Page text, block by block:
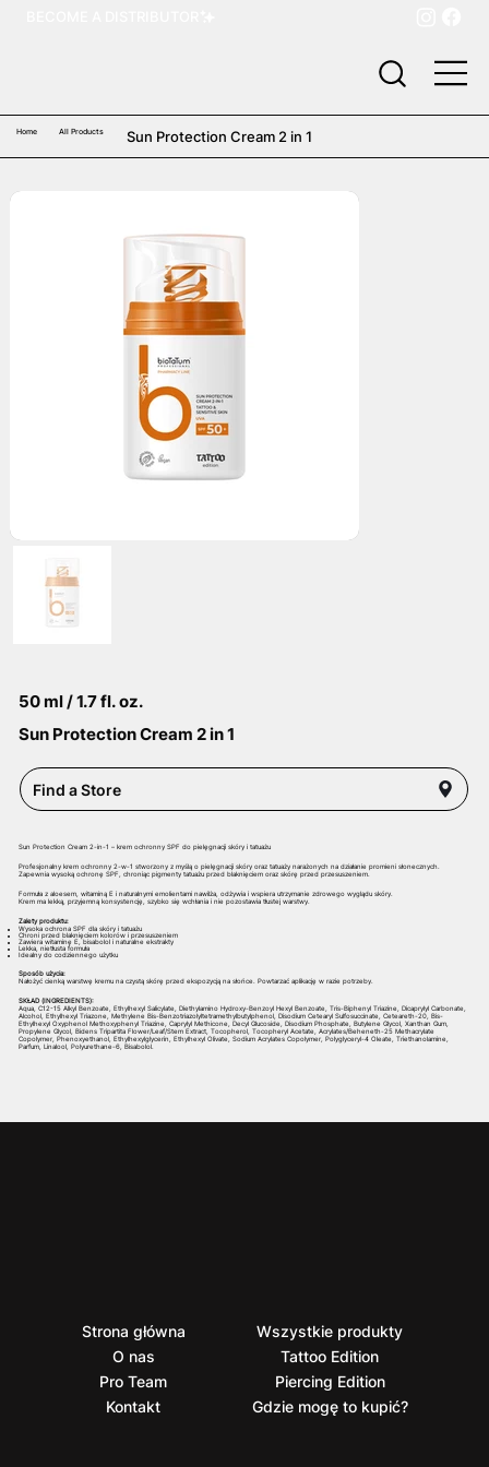
50 ml / 1.7 fl. oz.
Sun Protection Cream 2 in 1
Find a Store
Sun Protection Cream 2-in-1 – krem ochronny SPF do pielęgnacji skóry i tatuażu
Profesjonalny krem ochronny 2-w-1 stworzony z myślą o pielęgnacji skóry oraz tatuaży narażonych na działanie promieni słonecznych.
Zapewnia wysoką ochronę SPF, chroniąc pigmenty tatuażu przed blaknięciem oraz skórę przed przesuszeniem.
Formuła z aloesem, witaminą E i naturalnymi emolientami nawilża, odżywia i wspiera utrzymanie zdrowego wyglądu skóry.
Krem ma lekką, przyjemną konsystencję, szybko się wchłania i nie pozostawia tłustej warstwy.
Zalety produktu:
Wysoka ochrona SPF dla skóry i tatuażu
Chroni przed blaknięciem kolorów i przesuszeniem
Zawiera witaminę E, bisabolol i naturalne ekstrakty
Lekka, nietłusta formuła
Idealny do codziennego użytku
Sposób użycia:
Nałożyć cienką warstwę kremu na czystą skórę przed ekspozycją na słońce. Powtarzać aplikację w razie potrzeby.
SKŁAD (INGREDIENTS):
Aqua, C12-15 Alkyl Benzoate, Ethylhexyl Salicylate, Diethylamino Hydroxy-Benzoyl Hexyl Benzoate, Tris-Biphenyl Triazine, Dicaprylyl Carbonate,
Alcohol, Ethylhexyl Triazone, Methylene Bis-Benzotriazolyltetramethylbutylphenol, Disodium Cetearyl Sulfosuccinate, Ceteareth-20, Bis-
Ethylhexyl Oxyphenol Methoxyphenyl Triazine, Caprylyl Methicone, Decyl Glucoside, Disodium Phosphate, Butylene Glycol, Xanthan Gum,
Propylene Glycol, Bidens Tripartita Flower/Leaf/Stem Extract, Tocopherol, Tocopheryl Acetate, Acrylates/Beheneth-25 Methacrylate
Copolymer, Phenoxyethanol, Ethylhexylglycerin, Ethylhexyl Olivate, Sodium Acrylates Copolymer, Polyglyceryl-4 Oleate, Triethanolamine,
Parfum, Linalool, Polyurethane-6, Bisabolol.
Home All Products Sun Protection Cream 2 in 1
Strona główna
O nas
Pro Team
Kontakt
Wszystkie produkty
Tattoo Edition
Piercing Edition
Gdzie mogę to kupić?